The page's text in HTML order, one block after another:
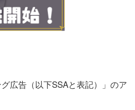
広告（以下SSAと表記）」のア